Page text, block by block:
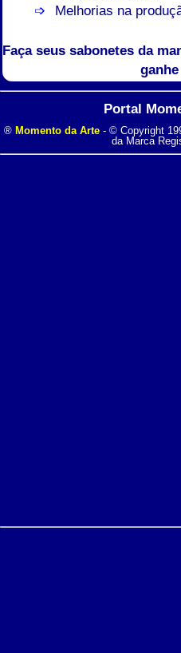
Melhorias na
Faça seus sabonetes da
Portal
® Momento da Arte- © Copyright
da Marca